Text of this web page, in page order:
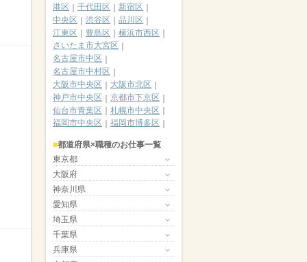
港区
千代田区
新宿区
中央区
渋谷区
品川区
江東区
豊島区
横浜市西区
さいたま市大宮区
名古屋市中区
名古屋市中村区
大阪市中央区
大阪市北区
神戸市中央区
京都市下京区
仙台市青葉区
札幌市中央区
福岡市中央区
福岡市博多区
都道府県×職種のお仕事一覧
東京都
大阪府
神奈川県
愛知県
埼玉県
千葉県
兵庫県